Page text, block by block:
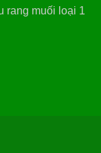
rang muối loại 1